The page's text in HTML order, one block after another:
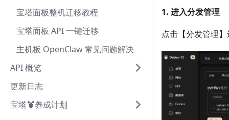
宝塔面板整机迁移教程
宝塔面板 API 一键迁移
主机板 OpenClaw 常见问题解决
API 概览
更新日志
宝塔🦞养成计划
1. 进入分发管理
点击【分发管理